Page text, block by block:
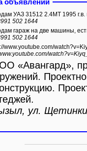
объявлений
УАЗ 31512 2.4МТ 1995 г.в.
502 1644
гараж на две машины,
502 1644
www.youtube.com/
«Авангард»,
ул.